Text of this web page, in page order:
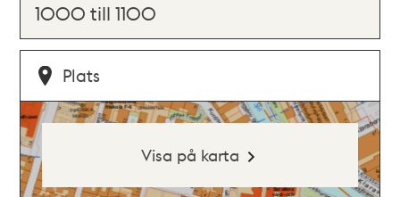
1000 till 1100
Plats
Visa på karta